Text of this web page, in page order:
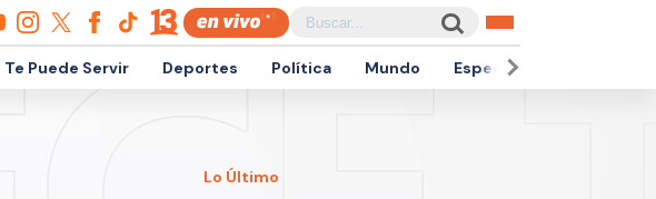
Te Puede Servir Deportes Política Mundo Espectáculos
Lo Último